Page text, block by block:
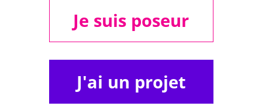
Je suis poseur
J'ai un projet